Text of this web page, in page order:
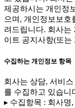
제공하시는 개인정
으며, 개인정보보호
려드립니다. 회사는
이트 공지사항(또는
수집하는 개인정보 항목
회사는 상담, 서비
를 수집하고 있습니
▸ 수집항목 : 회사명